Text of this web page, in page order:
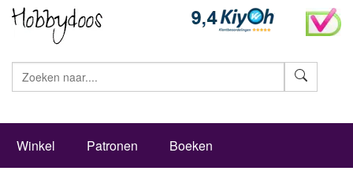
Winkel Patronen Boeken